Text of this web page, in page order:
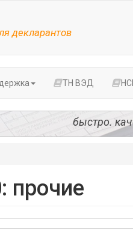
декларантов
ТН ВЭД
быстро.
прочие